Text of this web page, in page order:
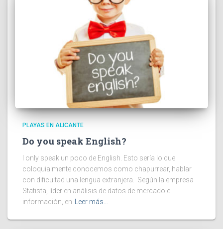
PLAYAS EN ALICANTE
Do you speak English?
I only speak un poco de English. Esto sería lo que
coloquialmente conocemos como chapurrear, hablar
con dificultad una lengua extranjera. Según la empresa
Statista, líder en análisis de datos de mercado e
información, en
Leer más…